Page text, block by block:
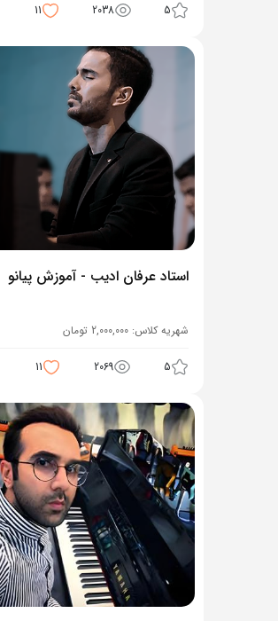
5
2038
11
استاد عرفان ادیب - آموزش پیانو
شهریه کلاس: 2,000,000 تومان
5
2069
11